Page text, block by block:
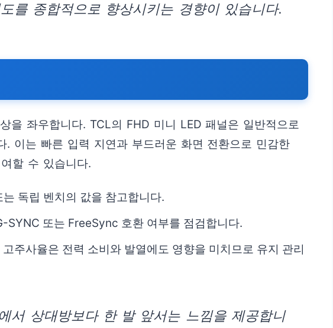
를 종합적으로 향상시키는 경향이 있습니다.
을 좌우합니다. TCL의 FHD 미니 LED 패널은 일반적으로
이는 빠른 입력 지연과 부드러운 화면 전환으로 민감한
할 수 있습니다.
독립 벤치의 값을 참고합니다.
SYNC 또는 FreeSync 호환 여부를 점검합니다.
주사율은 전력 소비와 발열에도 영향을 미치므로 유지 관리
서 상대방보다 한 발 앞서는 느낌을 제공합니